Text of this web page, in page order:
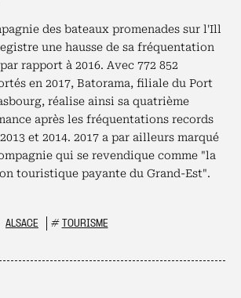
des bateaux promenades sur l'Ill
une hausse de sa fréquentation
rapport à 2016. Avec 772 852
en 2017, Batorama, filiale du Port
réalise ainsi sa quatrième
après les fréquentations records
et 2014. 2017 a par ailleurs marqué
qui se revendique comme "la
touristique payante du Grand-Est".
ALSACE # TOURISME